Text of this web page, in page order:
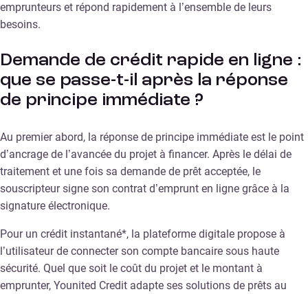
emprunteurs et répond rapidement à l’ensemble de leurs
besoins.
Demande de crédit rapide en ligne :
que se passe-t-il après la réponse
de principe immédiate ?
Au premier abord, la réponse de principe immédiate est le point
d’ancrage de l’avancée du projet à financer. Après le délai de
traitement et une fois sa demande de prêt acceptée, le
souscripteur signe son contrat d’emprunt en ligne grâce à la
signature électronique.
Pour un crédit instantané*, la plateforme digitale propose à
l’utilisateur de connecter son compte bancaire sous haute
sécurité. Quel que soit le coût du projet et le montant à
emprunter, Younited Credit adapte ses solutions de prêts au